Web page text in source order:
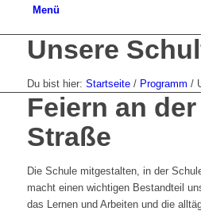
Menü
Unsere
Du bist hier: Startseite / Programm /
Feiern an
Straße
Die Schule mitgestalten, in der
macht einen wichtigen Bestandteil
das Lernen und Arbeiten und die